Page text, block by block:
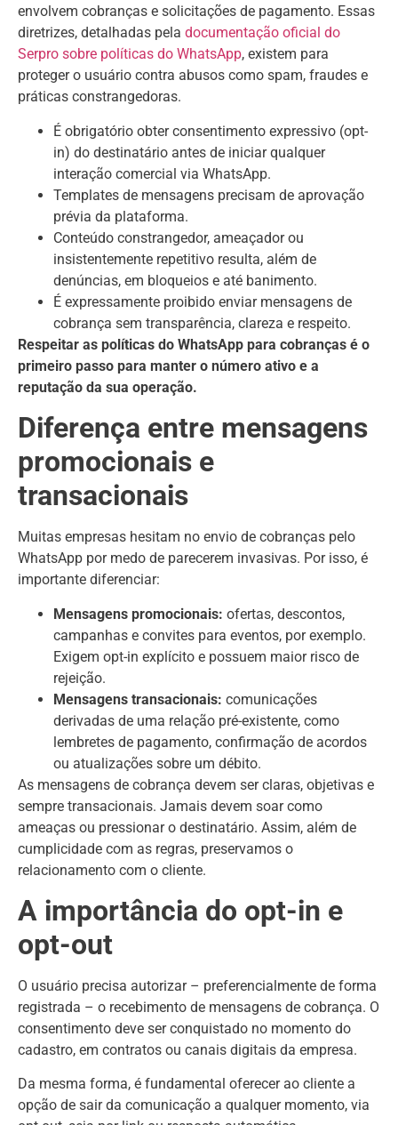
envolvem cobranças e solicitações de pagamento. Essas
diretrizes, detalhadas pela documentação oficial do
Serpro sobre políticas do WhatsApp, existem para
proteger o usuário contra abusos como spam, fraudes e
práticas constrangedoras.
É obrigatório obter consentimento expressivo (opt-
in) do destinatário antes de iniciar qualquer
interação comercial via WhatsApp.
Templates de mensagens precisam de aprovação
prévia da plataforma.
Conteúdo constrangedor, ameaçador ou
insistentemente repetitivo resulta, além de
denúncias, em bloqueios e até banimento.
É expressamente proibido enviar mensagens de
cobrança sem transparência, clareza e respeito.
Respeitar as políticas do WhatsApp para cobranças é o
primeiro passo para manter o número ativo e a
reputação da sua operação.
Diferença entre mensagens
promocionais e
transacionais
Muitas empresas hesitam no envio de cobranças pelo
WhatsApp por medo de parecerem invasivas. Por isso, é
importante diferenciar:
Mensagens promocionais: ofertas, descontos,
campanhas e convites para eventos, por exemplo.
Exigem opt-in explícito e possuem maior risco de
rejeição.
Mensagens transacionais: comunicações
derivadas de uma relação pré-existente, como
lembretes de pagamento, confirmação de acordos
ou atualizações sobre um débito.
As mensagens de cobrança devem ser claras, objetivas e
sempre transacionais. Jamais devem soar como
ameaças ou pressionar o destinatário. Assim, além de
cumplicidade com as regras, preservamos o
relacionamento com o cliente.
A importância do opt-in e
opt-out
O usuário precisa autorizar – preferencialmente de forma
registrada – o recebimento de mensagens de cobrança. O
consentimento deve ser conquistado no momento do
cadastro, em contratos ou canais digitais da empresa.
Da mesma forma, é fundamental oferecer ao cliente a
opção de sair da comunicação a qualquer momento, via